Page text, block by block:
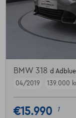
BMW 318 d Adblue
04/2019
139.000
€15.990 1